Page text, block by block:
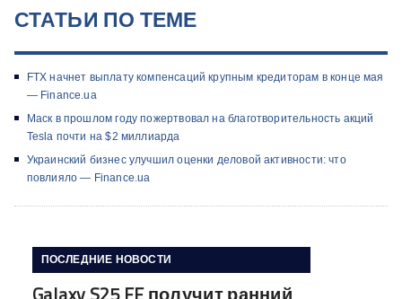
СТАТЬИ ПО ТЕМЕ
FTX начнет выплату компенсаций крупным кредиторам в конце мая
— Finance.ua
Маск в прошлом году пожертвовал на благотворительность акций
Tesla почти на $2 миллиарда
Украинский бизнес улучшил оценки деловой активности: что
повлияло — Finance.ua
ПОСЛЕДНИЕ НОВОСТИ